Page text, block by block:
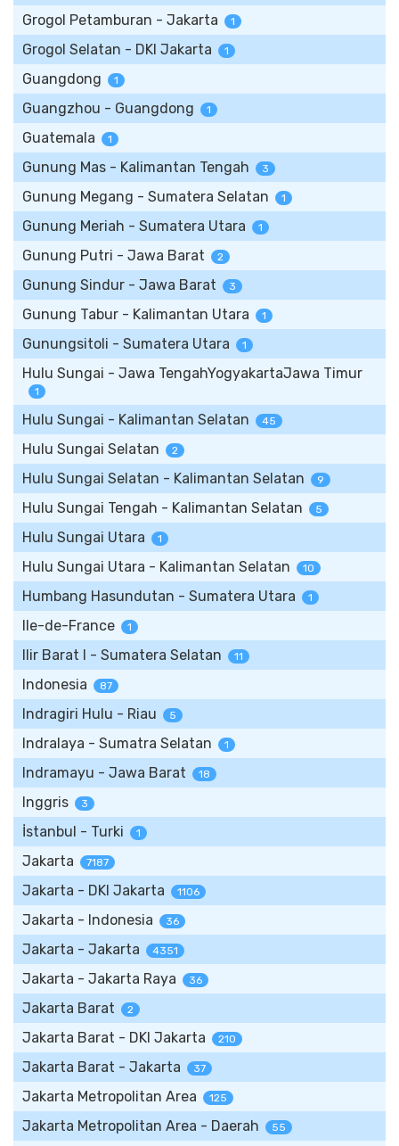
Grogol Petamburan - Jakarta 1
Grogol Selatan - DKI Jakarta 1
Guangdong 1
Guangzhou - Guangdong 1
Guatemala 1
Gunung Mas - Kalimantan Tengah 3
Gunung Megang - Sumatera Selatan 1
Gunung Meriah - Sumatera Utara 1
Gunung Putri - Jawa Barat 2
Gunung Sindur - Jawa Barat 3
Gunung Tabur - Kalimantan Utara 1
Gunungsitoli - Sumatera Utara 1
Hulu Sungai - Jawa TengahYogyakartaJawa Timur
1
Hulu Sungai - Kalimantan Selatan 45
Hulu Sungai Selatan 2
Hulu Sungai Selatan - Kalimantan Selatan 9
Hulu Sungai Tengah - Kalimantan Selatan 5
Hulu Sungai Utara 1
Hulu Sungai Utara - Kalimantan Selatan 10
Humbang Hasundutan - Sumatera Utara 1
Ile-de-France 1
Ilir Barat I - Sumatera Selatan 11
Indonesia 87
Indragiri Hulu - Riau 5
Indralaya - Sumatra Selatan 1
Indramayu - Jawa Barat 18
Inggris 3
İstanbul - Turki 1
Jakarta 7187
Jakarta - DKI Jakarta 1106
Jakarta - Indonesia 36
Jakarta - Jakarta 4351
Jakarta - Jakarta Raya 36
Jakarta Barat 2
Jakarta Barat - DKI Jakarta 210
Jakarta Barat - Jakarta 37
Jakarta Metropolitan Area 125
Jakarta Metropolitan Area - Daerah 55